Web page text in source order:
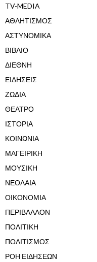
TV-MEDIA
ΑΘΛΗΤΙΣΜΟΣ
ΑΣΤΥΝΟΜΙΚΑ
ΒΙΒΛΙΟ
ΔΙΕΘΝΗ
ΕΙΔΗΣΕΙΣ
ΖΩΔΙΑ
ΘΕΑΤΡΟ
ΙΣΤΟΡΙΑ
ΚΟΙΝΩΝΙΑ
ΜΑΓΕΙΡΙΚΗ
ΜΟΥΣΙΚΗ
ΝΕΟΛΑΙΑ
ΟΙΚΟΝΟΜΙΑ
ΠΕΡΙΒΑΛΛΟΝ
ΠΟΛΙΤΙΚΗ
ΠΟΛΙΤΙΣΜΟΣ
ΡΟΗ ΕΙΔΗΣΕΩΝ